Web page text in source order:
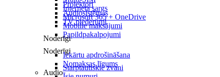
Interneta sargs
Microsoft 365 + OneDrive
Mobilie maksājumi
Papildpakalpojumi
Noderīgi
Starptautiskie zvani
Projektori
Audiosistēmas
TV piederumi
Noderīgi
Iekārtu apdrošināšana
Nomaksas līgums
Audio